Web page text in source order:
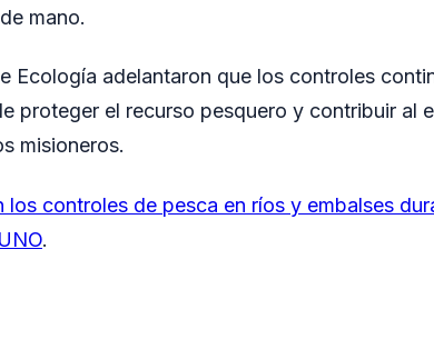
mano.
Ecología adelantaron que los controles
proteger el recurso pesquero y contribuir al
misioneros.
los controles de pesca en ríos y embalses
.